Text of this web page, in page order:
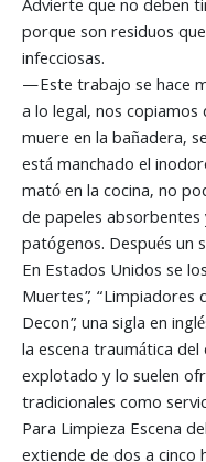
Advierte que no deben
porque son residuos
infecciosas.
—Este trabajo se hace
a lo legal, nos copiamos
muere en la bañadera,
está manchado el
mató en la cocina, no
de papeles
patógenos. Después un
En Estados Unidos se
Muertes”, “Limpiadores
Decon”, una sigla en
la escena traumática
explotado y lo suelen
tradicionales como
Para Limpieza Escena